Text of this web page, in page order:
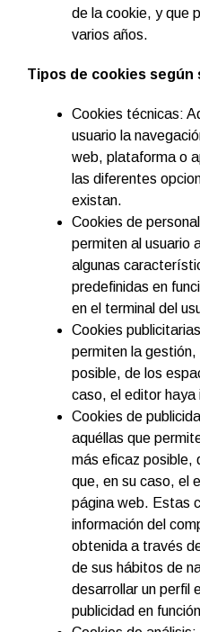
de la cookie, y que
varios años.
Tipos de cookies según
Cookies técnicas:
usuario la
web, plataforma o
las diferentes
existan.
Cookies de
permiten al usuario
algunas
predefinidas en
en el terminal del
Cookies
permiten la
posible, de los
caso, el editor haya
Cookies de
aquéllas que
más eficaz posible,
que, en su caso, el
página web. Estas
información del
obtenida a través
de sus hábitos de
desarrollar un perfil
publicidad en